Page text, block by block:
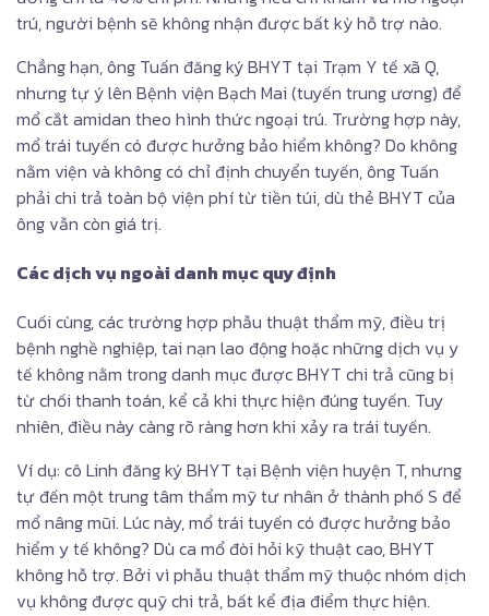
trú, người bệnh sẽ không nhận được bất kỳ hỗ trợ nào.
Chẳng hạn, ông Tuấn đăng ký BHYT tại Trạm Y tế xã Q,
nhưng tự ý lên Bệnh viện Bạch Mai (tuyến trung ương) để
mổ cắt amidan theo hình thức ngoại trú. Trường hợp này,
mổ trái tuyến có được hưởng bảo hiểm không​? Do không
nằm viện và không có chỉ định chuyển tuyến, ông Tuấn
phải chi trả toàn bộ viện phí từ tiền túi, dù thẻ BHYT của
ông vẫn còn giá trị.
Các dịch vụ ngoài danh mục quy định
Cuối cùng, các trường hợp phẫu thuật thẩm mỹ, điều trị
bệnh nghề nghiệp, tai nạn lao động hoặc những dịch vụ y
tế không nằm trong danh mục được BHYT chi trả cũng bị
từ chối thanh toán, kể cả khi thực hiện đúng tuyến. Tuy
nhiên, điều này càng rõ ràng hơn khi xảy ra trái tuyến.
Ví dụ: cô Linh đăng ký BHYT tại Bệnh viện huyện T, nhưng
tự đến một trung tâm thẩm mỹ tư nhân ở thành phố S để
mổ nâng mũi. Lúc này, mổ trái tuyến có được hưởng bảo
hiểm y tế không? Dù ca mổ đòi hỏi kỹ thuật cao, BHYT
không hỗ trợ. Bởi vì phẫu thuật thẩm mỹ thuộc nhóm dịch
vụ không được quỹ chi trả, bất kể địa điểm thực hiện.